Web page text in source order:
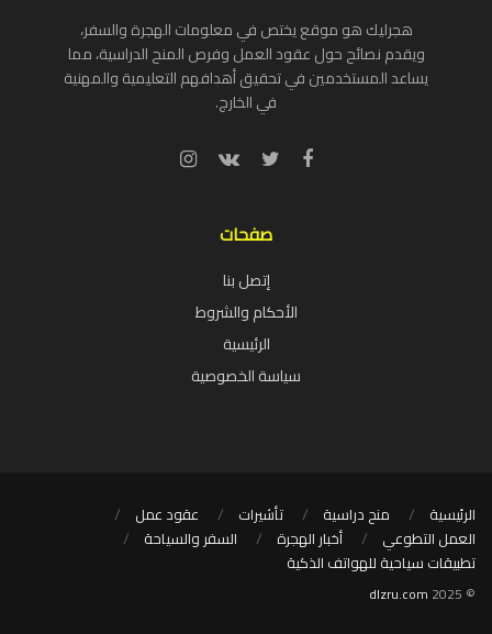
هجرليك هو موقع يختص في معلومات الهجرة والسفر،
ويقدم نصائح حول عقود العمل وفرص المنح الدراسية، مما
يساعد المستخدمين في تحقيق أهدافهم التعليمية والمهنية
في الخارج.
صفحات
إتصل بنا
الأحكام والشروط
الرئيسية
سياسة الخصوصية
الرئيسية منح دراسية تأشيرات
عقود عمل
العمل التطوعي
أخبار الهجرة
السفر والسياحة
تطبيقات سياحية للهواتف الذكية
© 2025
dlzru.com